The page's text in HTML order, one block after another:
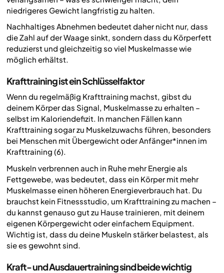
niedrigeres Gewicht langfristig zu halten.
Nachhaltiges Abnehmen bedeutet daher nicht nur, dass
die Zahl auf der Waage sinkt, sondern dass du Körperfett
reduzierst und gleichzeitig so viel Muskelmasse wie
möglich erhältst.
Krafttraining ist ein Schlüsselfaktor
Wenn du regelmäßig Krafttraining machst, gibst du
deinem Körper das Signal, Muskelmasse zu erhalten –
selbst im Kaloriendefizit. In manchen Fällen kann
Krafttraining sogar zu Muskelzuwachs führen, besonders
bei Menschen mit Übergewicht oder Anfänger*innen im
Krafttraining (6).
Muskeln verbrennen auch in Ruhe mehr Energie als
Fettgewebe, was bedeutet, dass ein Körper mit mehr
Muskelmasse einen höheren Energieverbrauch hat. Du
brauchst kein Fitnessstudio, um Krafttraining zu machen –
du kannst genauso gut zu Hause trainieren, mit deinem
eigenen Körpergewicht oder einfachem Equipment.
Wichtig ist, dass du deine Muskeln stärker belastest, als
sie es gewohnt sind.
Kraft- und Ausdauertraining sind beide wichtig